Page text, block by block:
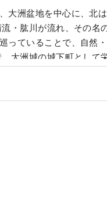
大洲盆地を中心に、北は
・肱川が流れ、その名
っていることで、自然・
大洲城の城下町として